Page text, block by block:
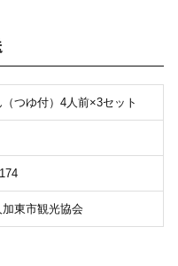
つゆ付）4人前×3セット
東市観光協会